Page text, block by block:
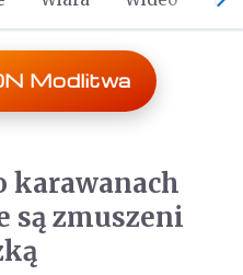
Modlitwa
karawanach
są zmuszeni